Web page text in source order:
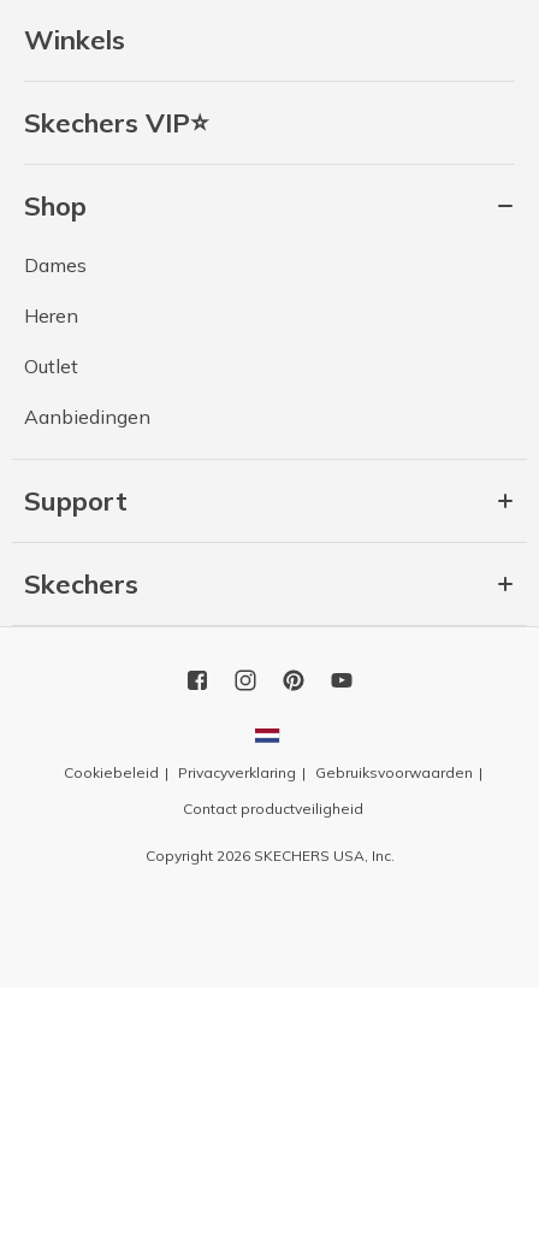
Winkels
Skechers VIP⭐
Shop
Dames
Heren
Outlet
Aanbiedingen
Support
Skechers
Cookiebeleid Privacyverklaring
Gebruiksvoorwaarden
Contact productveiligheid
Copyright 2026 SKECHERS USA, Inc.